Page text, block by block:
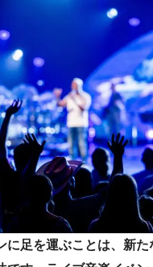
に足を運ぶことは、新